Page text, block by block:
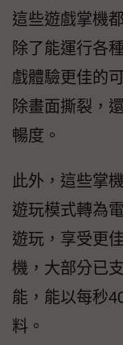
這些遊戲掌機
除了能運行各
戲體驗更佳的
除畫面撕裂，
暢度。
此外，這些掌
遊玩模式轉為
遊玩，享受更
機，大部分已
能，能以每秒
料。